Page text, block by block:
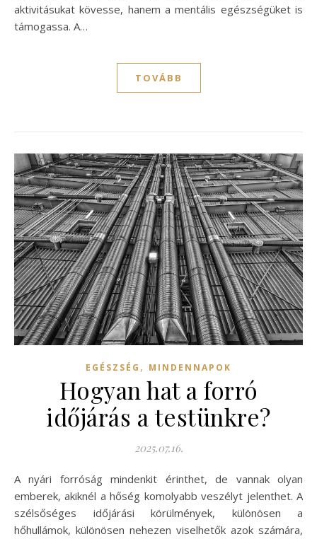
aktivitásukat kövesse, hanem a mentális egészségüket is
támogassa. A…
TOVÁBB
EGÉSZSÉG , MINDENNAPOK
Hogyan hat a forró
időjárás a testünkre?
2025.07.16.
A nyári forróság mindenkit érinthet, de vannak olyan
emberek, akiknél a hőség komolyabb veszélyt jelenthet. A
szélsőséges időjárási körülmények, különösen a
hőhullámok, különösen nehezen viselhetők azok számára,